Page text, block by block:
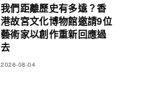
我們距離歷史有多遠？香
港故宮文化博物館邀請9位
藝術家以創作重新回應過
去
2026-08-04